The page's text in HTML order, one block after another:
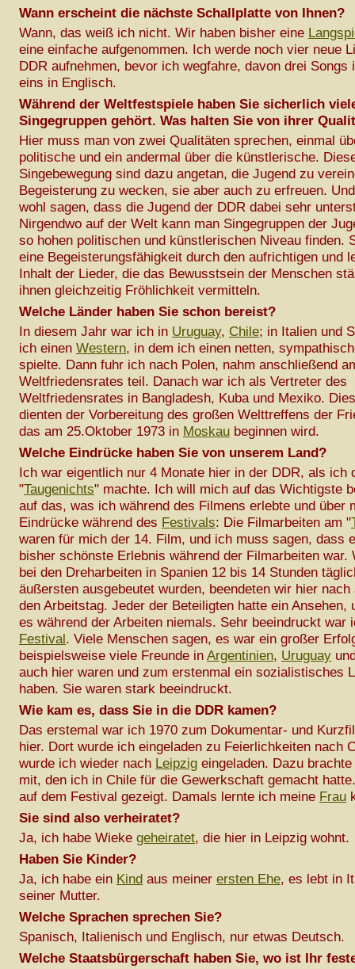
Wann erscheint die nächste Schallplatte von Ihnen?
Wann, das weiß ich nicht. Wir haben bisher eine
eine einfache aufgenommen. Ich werde noch vier neue
DDR aufnehmen, bevor ich wegfahre, davon drei Songs
eins in Englisch.
Während der Weltfestspiele haben Sie sicherlich
Singegruppen gehört. Was halten Sie von ihrer
Hier muss man von zwei Qualitäten sprechen, einmal
politische und ein andermal über die künstlerische.
Singebewegung sind dazu angetan, die Jugend zu
Begeisterung zu wecken, sie aber auch zu erfreuen.
wohl sagen, dass die Jugend der DDR dabei sehr
Nirgendwo auf der Welt kann man Singegruppen der
so hohen politischen und künstlerischen Niveau finden.
eine Begeisterungsfähigkeit durch den aufrichtigen und
Inhalt der Lieder, die das Bewusstsein der Menschen
ihnen gleichzeitig Fröhlichkeit vermitteln.
Welche Länder haben Sie schon bereist?
In diesem Jahr war ich in Uruguay, Chile; in Italien und
ich einen Western, in dem ich einen netten,
spielte. Dann fuhr ich nach Polen, nahm anschließend
Weltfriedensrates teil. Danach war ich als Vertreter des
Weltfriedensrates in Bangladesh, Kuba und Mexiko.
dienten der Vorbereitung des großen Welttreffens der
das am 25.Oktober 1973 in Moskau beginnen wird.
Welche Eindrücke haben Sie von unserem Land?
Ich war eigentlich nur 4 Monate hier in der DDR, als ich
"Taugenichts" machte. Ich will mich auf das Wichtigste
auf das, was ich während des Filmens erlebte und über
Eindrücke während des Festivals: Die Filmarbeiten am "
waren für mich der 14. Film, und ich muss sagen, dass
bisher schönste Erlebnis während der Filmarbeiten war.
bei den Dreharbeiten in Spanien 12 bis 14 Stunden
äußersten ausgebeutet wurden, beendeten wir hier nach
den Arbeitstag. Jeder der Beteiligten hatte ein Ansehen,
es während der Arbeiten niemals. Sehr beeindruckt war
Festival. Viele Menschen sagen, es war ein großer
beispielsweise viele Freunde in Argentinien, Uruguay
auch hier waren und zum erstenmal ein sozialistisches
haben. Sie waren stark beeindruckt.
Wie kam es, dass Sie in die DDR kamen?
Das erstemal war ich 1970 zum Dokumentar- und
hier. Dort wurde ich eingeladen zu Feierlichkeiten nach
wurde ich wieder nach Leipzig eingeladen. Dazu
mit, den ich in Chile für die Gewerkschaft gemacht
auf dem Festival gezeigt. Damals lernte ich meine Frau
Sie sind also verheiratet?
Ja, ich habe Wieke geheiratet, die hier in Leipzig wohnt.
Haben Sie Kinder?
Ja, ich habe ein Kind aus meiner ersten Ehe, es lebt in
seiner Mutter.
Welche Sprachen sprechen Sie?
Spanisch, Italienisch und Englisch, nur etwas Deutsch.
Welche Staatsbürgerschaft haben Sie, wo ist Ihr